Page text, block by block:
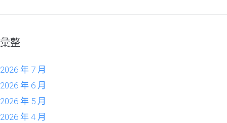
彙整
2026 年 7 月
2026 年 6 月
2026 年 5 月
2026 年 4 月